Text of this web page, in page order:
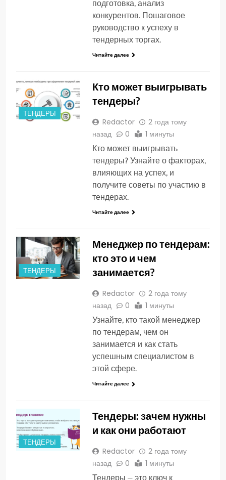
подготовка, анализ
конкурентов. Пошаговое
руководство к успеху в
тендерных торгах.
Читайте далее
ТЕНДЕРЫ
Кто может выигрывать
тендеры?
Redactor
2 года тому
назад
0 1 минуты
Кто может выигрывать
тендеры? Узнайте о факторах,
влияющих на успех, и
получите советы по участию в
тендерах.
Читайте далее
ТЕНДЕРЫ
Менеджер по тендерам:
кто это и чем
занимается?
Redactor
2 года тому
назад
0 1 минуты
Узнайте, кто такой менеджер
по тендерам, чем он
занимается и как стать
успешным специалистом в
этой сфере.
Читайте далее
ТЕНДЕРЫ
Тендеры: зачем нужны
и как они работают
Redactor
2 года тому
назад
0 1 минуты
Тендеры ⏤ это ключ к